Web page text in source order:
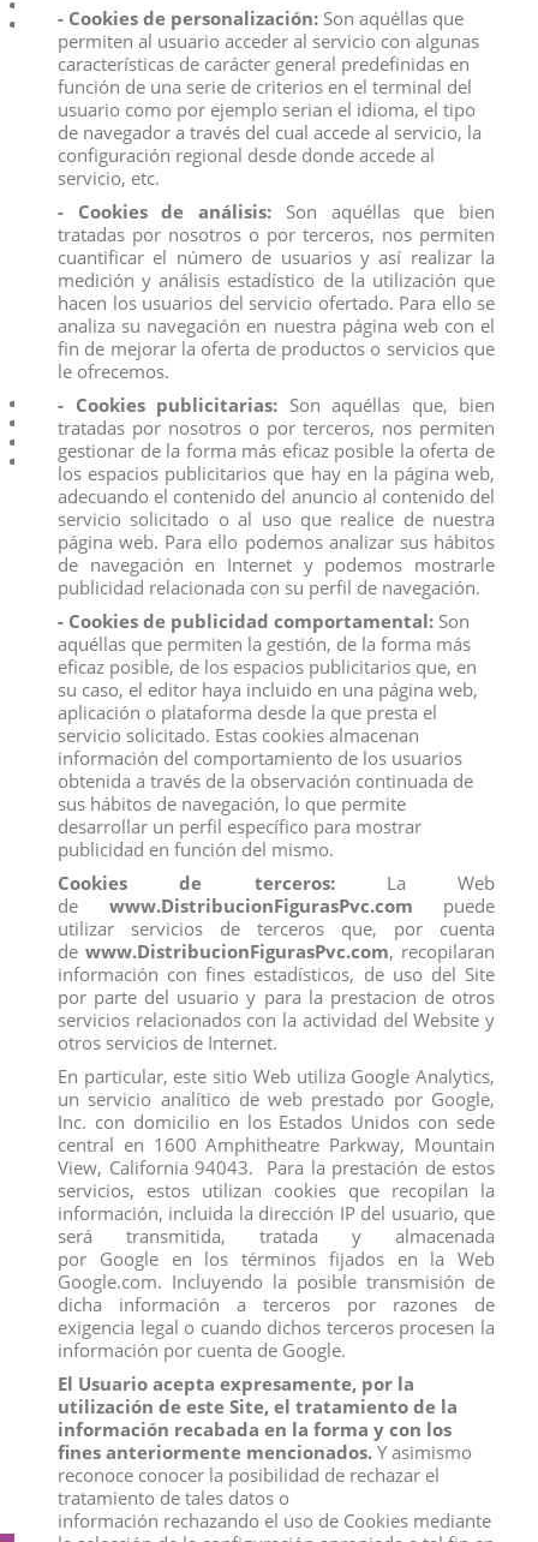
Descripción
Reviews(0)
El unicornio coleccionable Terra se suma a la manada.
Con un carácter juguetón, el potrillo galopa por el
prado y juega con sus compañeros. Destaca por su
espléndido pelaje azul y detalles verdes. El polvo de
purpurina aporta el acabado perfecto.
Para emocionantes juegos de fantasía.
Diseño detallado
Dimensiones: 16,1 x 2,5 x 12,4 cm
Producto no recomendado para menores de 4 años
Todos los productos de nuestrocatálogoobtienen el certificado
exigido por la U.E.
Compraahora y recíbelo en 24/48 horas en su establecimiento.
Recuerde que disponemos de unchatdonde le atendemos
personalmente, pregúntenos sus dudas.
Somos unaempresaavalada por una granexperienciaen
mercadode distribucióny venta al por mayor.
Los mejores precios los encontrarás
www.distribucionfiguraspvc.com, tu página deconfianza.
Calificación
Comentarios (0)
No hay reseñas de clientes en este momento.
Los clientes que adquirieron este producto también
compraron:
LEóN RUGIENTE
View
FIGURA MICKEY
View
- Cookies de personalización: Son aquéllas que
permiten al usuario acceder al servicio con algunas
características de carácter general predefinidas en
función de una serie de criterios en el terminal del
usuario como por ejemplo serian el idioma, el tipo
de navegador a través del cual accede al servicio, la
configuración regional desde donde accede al
servicio, etc.
- Cookies de análisis: Son aquéllas que bien
tratadas por nosotros o por terceros, nos permiten
cuantificar el número de usuarios y así realizar la
medición y análisis estadístico de la utilización que
hacen los usuarios del servicio ofertado. Para ello se
analiza su navegación en nuestra página web con el
fin de mejorar la oferta de productos o servicios que
le ofrecemos.
- Cookies publicitarias: Son aquéllas que, bien
tratadas por nosotros o por terceros, nos permiten
gestionar de la forma más eficaz posible la oferta de
los espacios publicitarios que hay en la página web,
adecuando el contenido del anuncio al contenido del
servicio solicitado o al uso que realice de nuestra
página web. Para ello podemos analizar sus hábitos
de navegación en Internet y podemos mostrarle
publicidad relacionada con su perfil de navegación.
- Cookies de publicidad comportamental: Son
aquéllas que permiten la gestión, de la forma más
eficaz posible, de los espacios publicitarios que, en
su caso, el editor haya incluido en una página web,
aplicación o plataforma desde la que presta el
servicio solicitado. Estas cookies almacenan
información del comportamiento de los usuarios
obtenida a través de la observación continuada de
sus hábitos de navegación, lo que permite
desarrollar un perfil específico para mostrar
publicidad en función del mismo.
Cookies de terceros:La Web
de www.DistribucionFigurasPvc.com puede
utilizar servicios de terceros que, por cuenta
de www.DistribucionFigurasPvc.com, recopilaran
información con fines estadísticos, de uso del Site
por parte del usuario y para la prestacion de otros
servicios relacionados con la actividad del Website y
otros servicios de Internet.
En particular, este sitio Web utiliza Google Analytics,
un servicio analítico de web prestado por Google,
Inc. con domicilio en los Estados Unidos con sede
central en 1600 Amphitheatre Parkway, Mountain
View, California 94043. Para la prestación de estos
servicios, estos utilizan cookies que recopilan la
información, incluida la dirección IP del usuario, que
será transmitida, tratada y almacenada
por Google en los términos fijados en la Web
Google.com. Incluyendo la posible transmisión de
dicha información a terceros por razones de
exigencia legal o cuando dichos terceros procesen la
información por cuenta de Google.
El Usuario acepta expresamente, por la
utilización de este Site, el tratamiento de la
información recabada en la forma y con los
fines anteriormente mencionados. Y asimismo
reconoce conocer la posibilidad de rechazar el
tratamiento de tales datos o
información rechazando el uso de Cookies mediante